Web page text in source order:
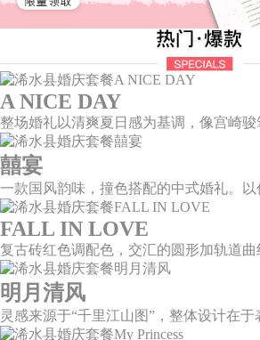
A NICE DAY
囍宴
FALL IN LOVE
明月清风